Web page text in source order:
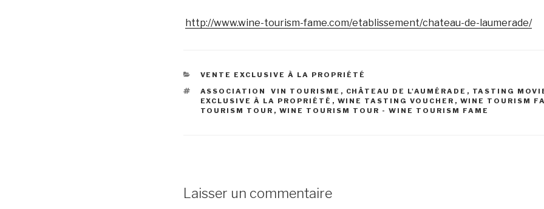
http://www.wine-tourism-fame.com/etablissement/chateau-de-laumerade/
CATÉGORIES
VENTE EXCLUSIVE À LA PROPRIÉTÉ
ÉTIQUETTES
ASSOCIATION VIN TOURISME , CHÂTEAU DE L'AUMÉRADE , TASTING
EXCLUSIVE À LA PROPRIÉTÉ , WINE TASTING VOUCHER , WINE TOURISM
TOURISM TOUR , WINE TOURISM TOUR - WINE TOURISM FAME
Laisser un commentaire